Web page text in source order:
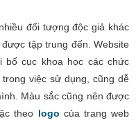
đối tượng độc giả khác
tập trung đến. Website
bố cục khoa học các chức
việc sử dụng, cũng dễ
Màu sắc cũng nên được
theo logo của trang web